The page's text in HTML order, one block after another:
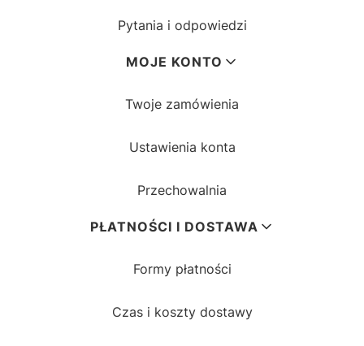
Pytania i odpowiedzi
MOJE KONTO
Twoje zamówienia
Ustawienia konta
Przechowalnia
PŁATNOŚCI I DOSTAWA
Formy płatności
Czas i koszty dostawy